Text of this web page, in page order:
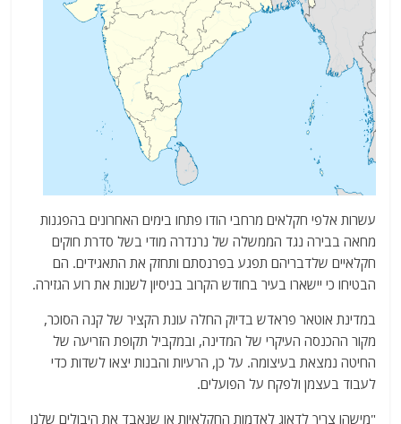
עשרות אלפי חקלאים מרחבי הודו פתחו בימים האחרונים בהפגנות
מחאה בבירה נגד הממשלה של נרנדרה מודי בשל סדרת חוקים
חקלאיים שלדבריהם תפגע בפרנסתם ותחזק את התאגידים. הם
הבטיחו כי יישארו בעיר בחודש הקרוב בניסיון לשנות את רוע הגזירה.
במדינת אוטאר פראדש בדיוק החלה עונת הקציר של קנה הסוכר,
מקור ההכנסה העיקרי של המדינה, ובמקביל תקופת הזריעה של
החיטה נמצאת בעיצומה. על כן, הרעיות והבנות יצאו לשדות כדי
לעבוד בעצמן ולפקח על הפועלים.
"מישהו צריך לדאוג לאדמות החקלאיות או שנאבד את היבולים שלנו